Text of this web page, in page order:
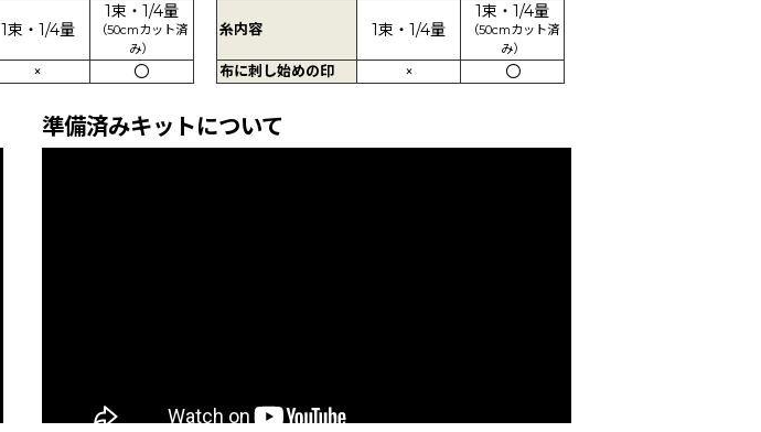
1束・1/4量
1束・1/4量
（50cmカット済
み）
× 〇
糸内容 1束・1/4量
1束・1/4量
（50cmカット済
み）
布に刺し始めの印 × 〇
準備済みキットについて